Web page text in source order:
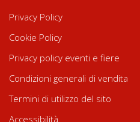
Privacy Policy
Cookie Policy
Privacy policy eventi e fiere
Condizioni generali di vendita
Termini di utilizzo del sito
Accessibilità